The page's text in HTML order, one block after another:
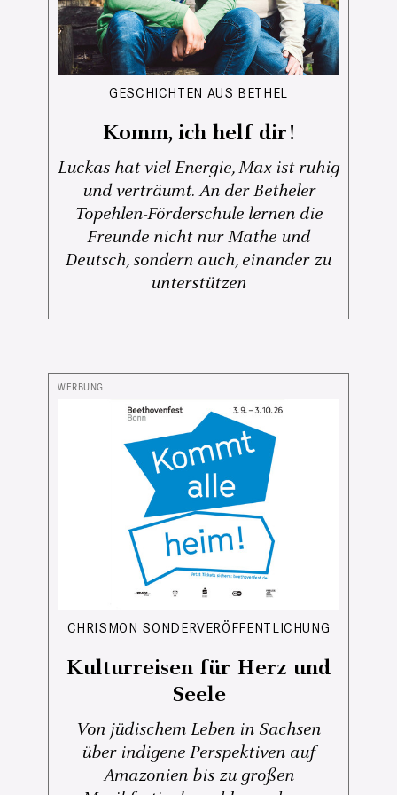
GESCHICHTEN AUS BETHEL
Komm, ich helf dir!
Luckas hat viel Energie, Max ist ruhig
und verträumt. An der Betheler
Topehlen-Förderschule lernen die
Freunde nicht nur Mathe und
Deutsch, sondern auch, einander zu
unterstützen
CHRISMON SONDERVERÖFFENTLICHUNG
Kulturreisen für Herz und
Seele
Von jüdischem Leben in Sachsen
über indigene Perspektiven auf
Amazonien bis zu großen